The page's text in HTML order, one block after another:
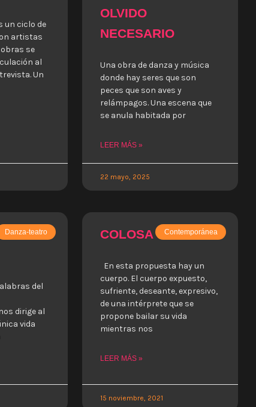
un ciclo de
artistas
se
al
Un
OLVIDO
NECESARIO
Una obra de danza y música
donde hay seres que son
peces que son aves y
relámpagos. Una escena que
se anula habitada por
LEER MÁS »
22 mayo, 2025
Danza-teatro
Y
del
dirige al
vida
Contemporánea
COLOSA
En esta propuesta hay un
cuerpo. El cuerpo expuesto,
sufriente, deseante, expresivo,
de una intérprete que se
propone bailar su vida
mientras nos
LEER MÁS »
15 noviembre, 2021